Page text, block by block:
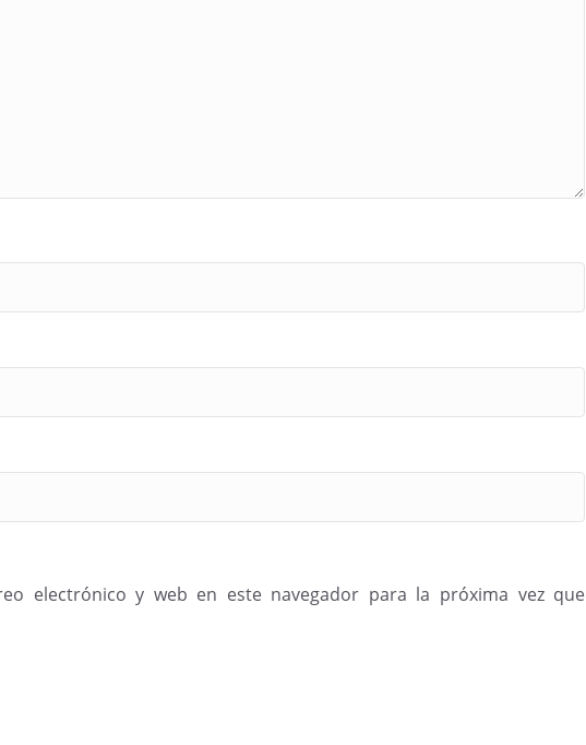
electrónico y web en este navegador para la próxima vez que